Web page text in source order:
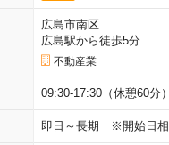
広島市南区
広島駅から徒歩5分
不動産業
09:30-17:30（休憩60分
即日～長期 ※開始日相